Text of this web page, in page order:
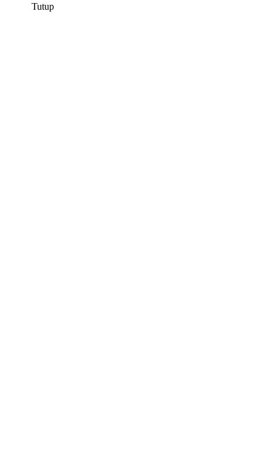
Tutup